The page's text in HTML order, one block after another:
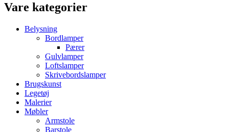
Vare kategorier
Belysning
Bordlamper
Pærer
Gulvlamper
Loftslamper
Skrivebordslamper
Brugskunst
Legetøj
Malerier
Møbler
Armstole
Barstole